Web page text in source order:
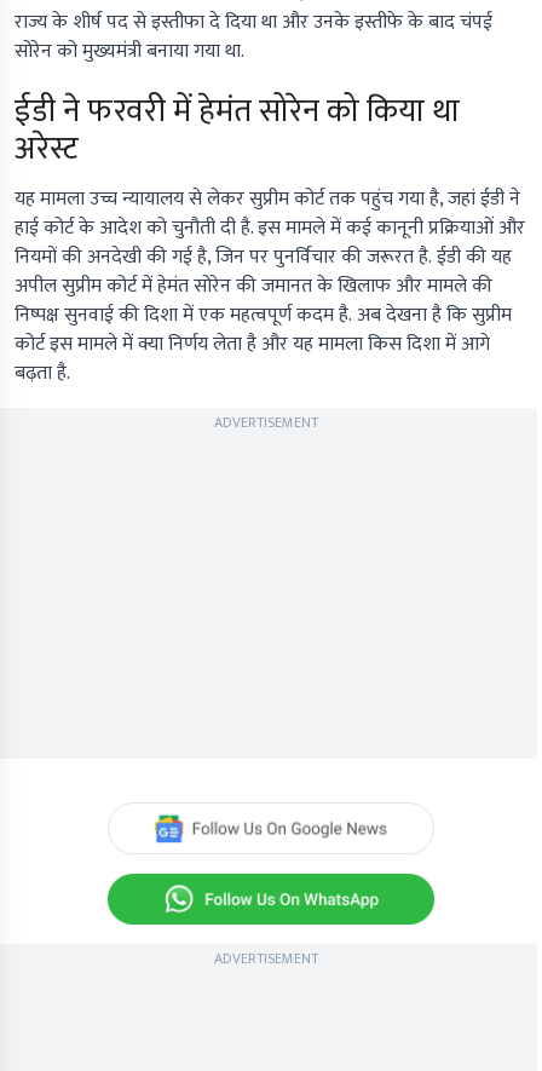
राज्य के शीर्ष पद से इस्तीफा दे दिया था और उनके इस्तीफे के बाद चंपई
सोरेन को मुख्यमंत्री बनाया गया था.
ईडी ने फरवरी में हेमंत सोरेन को किया था
अरेस्ट
यह मामला उच्च न्यायालय से लेकर सुप्रीम कोर्ट तक पहुंच गया है, जहां ईडी ने
हाई कोर्ट के आदेश को चुनौती दी है. इस मामले में कई कानूनी प्रक्रियाओं और
नियमों की अनदेखी की गई है, जिन पर पुनर्विचार की जरूरत है. ईडी की यह
अपील सुप्रीम कोर्ट में हेमंत सोरेन की जमानत के खिलाफ और मामले की
निष्पक्ष सुनवाई की दिशा में एक महत्वपूर्ण कदम है. अब देखना है कि सुप्रीम
कोर्ट इस मामले में क्या निर्णय लेता है और यह मामला किस दिशा में आगे
बढ़ता है.
ADVERTISEMENT
ADVERTISEMENT